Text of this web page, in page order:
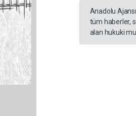
Anadolu
tüm haberler,
alan hukuki